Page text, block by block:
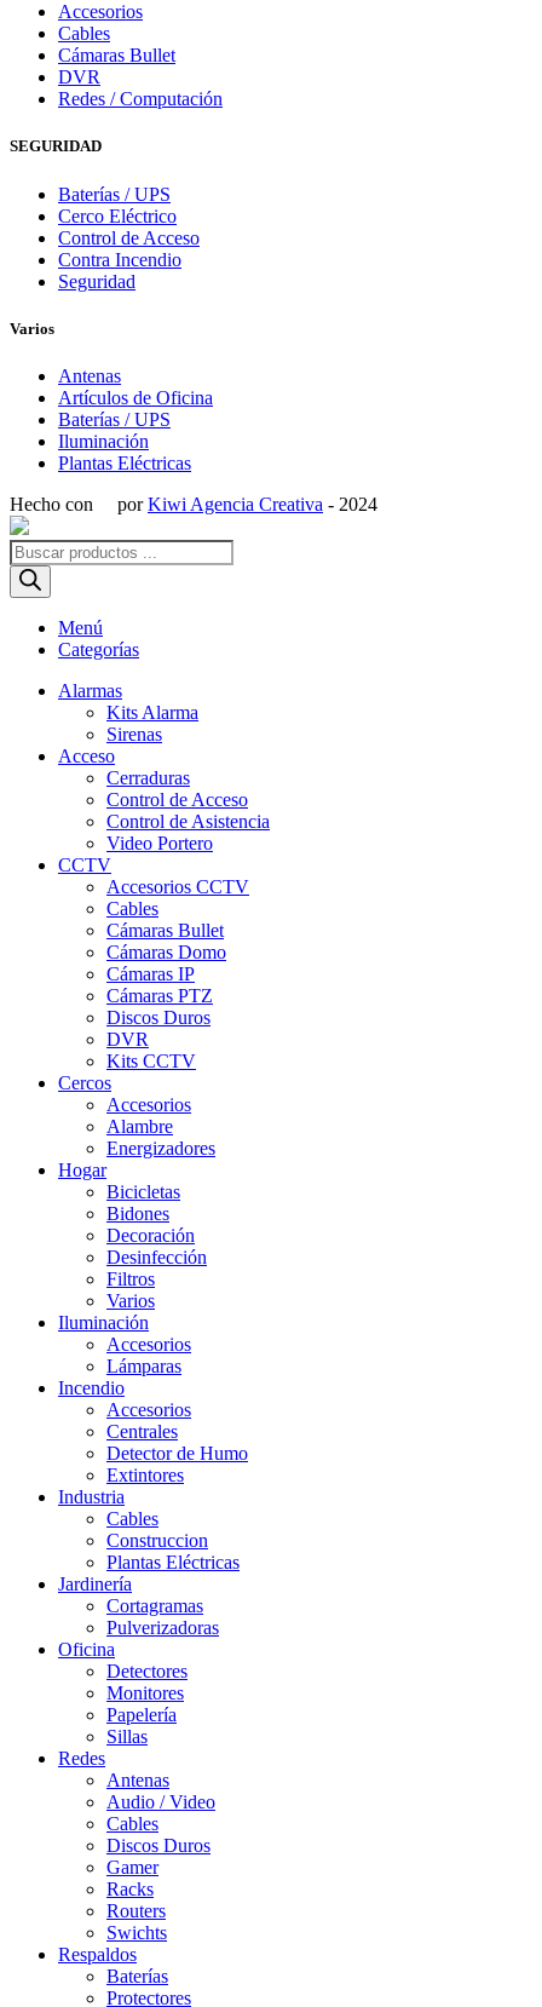
Accesorios
Cables
Cámaras Bullet
DVR
Redes / Computación
SEGURIDAD
Baterías / UPS
Cerco Eléctrico
Control de Acceso
Contra Incendio
Seguridad
Varios
Antenas
Artículos de Oficina
Baterías / UPS
Iluminación
Plantas Eléctricas
Hecho con
porKiwi Agencia Creativa - 2024
Búsqueda
de
productos
Menú
Categorías
Alarmas
Kits Alarma
Sirenas
Acceso
Cerraduras
Control de Acceso
Control de Asistencia
Video Portero
CCTV
Accesorios CCTV
Cables
Cámaras Bullet
Cámaras Domo
Cámaras IP
Cámaras PTZ
Discos Duros
DVR
Kits CCTV
Cercos
Accesorios
Alambre
Energizadores
Hogar
Bicicletas
Bidones
Decoración
Desinfección
Filtros
Varios
Iluminación
Accesorios
Lámparas
Incendio
Accesorios
Centrales
Detector de Humo
Extintores
Industria
Cables
Construccion
Plantas Eléctricas
Jardinería
Cortagramas
Pulverizadoras
Oficina
Detectores
Monitores
Papelería
Sillas
Redes
Antenas
Audio / Video
Cables
Discos Duros
Gamer
Racks
Routers
Swichts
Respaldos
Baterías
Protectores